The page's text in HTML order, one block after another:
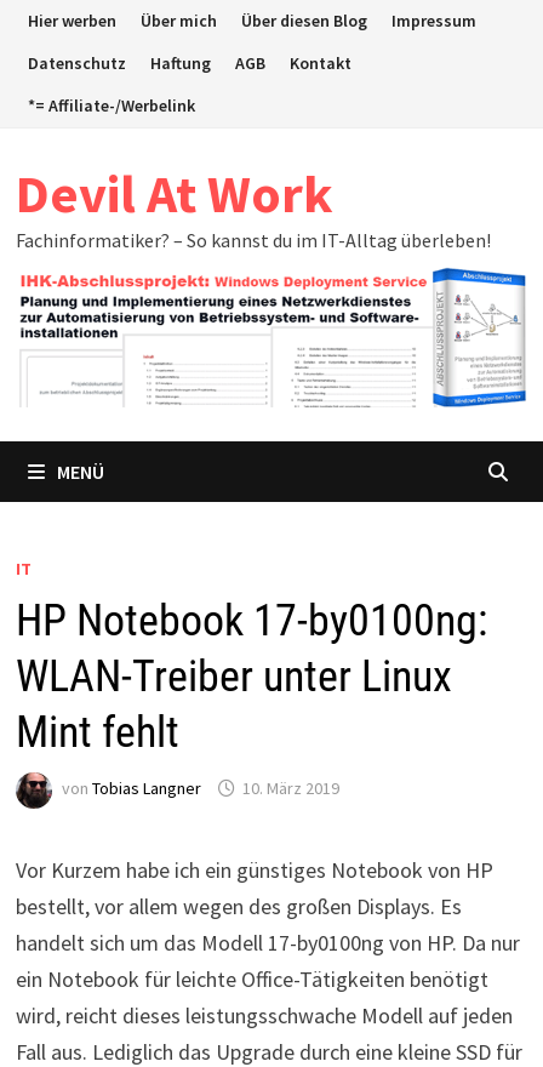
ZumHier werben Über mich Über diesen Blog
Impressum
Datenschutz
Haftung AGB
Kontakt
*= Affiliate-/Werbelink
Devil At Work
Fachinformatiker? – So kannst du im IT-Alltag überleben!
MENÜ
IT
HP Notebook 17-by0100ng:
WLAN-Treiber unter Linux
Mint fehlt
von Tobias Langner 10. März 2019
Vor Kurzem habe ich ein günstiges Notebook von HP
bestellt, vor allem wegen des großen Displays. Es
handelt sich um das Modell 17-by0100ng von HP. Da nur
ein Notebook für leichte Office-Tätigkeiten benötigt
wird, reicht dieses leistungsschwache Modell auf jeden
Fall aus. Lediglich das Upgrade durch eine kleine SSD für